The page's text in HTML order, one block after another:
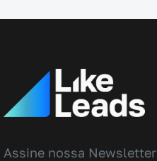
Assine nossa Newsletter